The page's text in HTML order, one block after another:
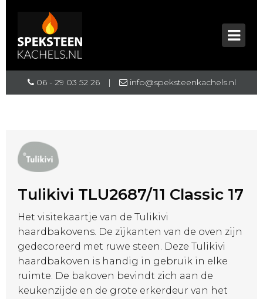
06 - 29 03 52 26 | info@speksteenkachels.nl
Tulikivi TLU2687/11 Classic 17
Het visitekaartje van de Tulikivi
haardbakovens. De zijkanten van de oven zijn
gedecoreerd met ruwe steen. Deze Tulikivi
haardbakoven is handig in gebruik in elke
ruimte. De bakoven bevindt zich aan de
keukenzijde en de grote erkerdeur van het